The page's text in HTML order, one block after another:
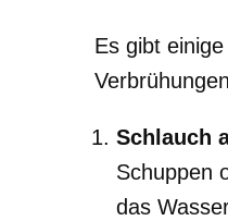
Es gibt
Schlauch
Schuppen
das